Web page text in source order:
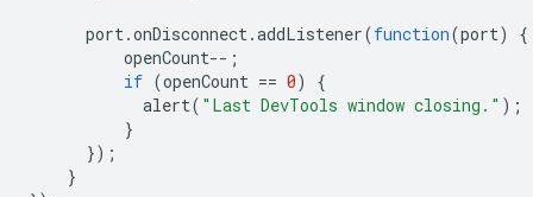
port.onDisconnect.addListener(function(port)
{
openCount-- ;
if (openCount == 0)
{
alert( "Last DevTools window closing." );
}
});
}